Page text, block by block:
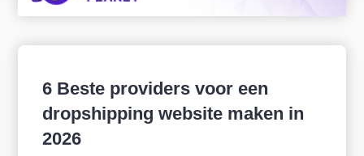
6 Beste providers voor een
dropshipping website maken in
2026